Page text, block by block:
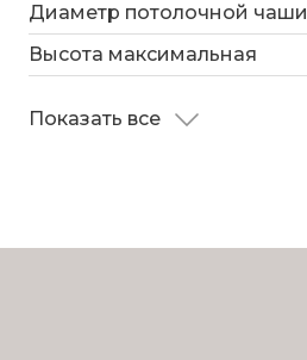
Диаметр потолочной чаши
Высота максимальная
Показать все